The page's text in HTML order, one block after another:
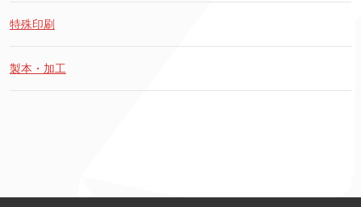
特殊印刷
製本・加工